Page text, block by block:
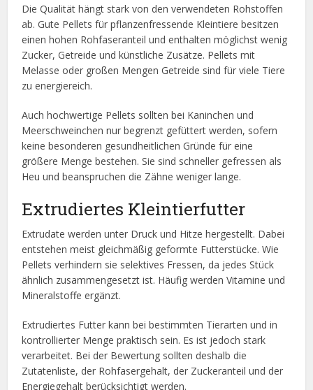
Die Qualität hängt stark von den verwendeten Rohstoffen
ab. Gute Pellets für pflanzenfressende Kleintiere besitzen
einen hohen Rohfaseranteil und enthalten möglichst wenig
Zucker, Getreide und künstliche Zusätze. Pellets mit
Melasse oder großen Mengen Getreide sind für viele Tiere
zu energiereich.
Auch hochwertige Pellets sollten bei Kaninchen und
Meerschweinchen nur begrenzt gefüttert werden, sofern
keine besonderen gesundheitlichen Gründe für eine
größere Menge bestehen. Sie sind schneller gefressen als
Heu und beanspruchen die Zähne weniger lange.
Extrudiertes Kleintierfutter
Extrudate werden unter Druck und Hitze hergestellt. Dabei
entstehen meist gleichmäßig geformte Futterstücke. Wie
Pellets verhindern sie selektives Fressen, da jedes Stück
ähnlich zusammengesetzt ist. Häufig werden Vitamine und
Mineralstoffe ergänzt.
Extrudiertes Futter kann bei bestimmten Tierarten und in
kontrollierter Menge praktisch sein. Es ist jedoch stark
verarbeitet. Bei der Bewertung sollten deshalb die
Zutatenliste, der Rohfasergehalt, der Zuckeranteil und der
Energiegehalt berücksichtigt werden.